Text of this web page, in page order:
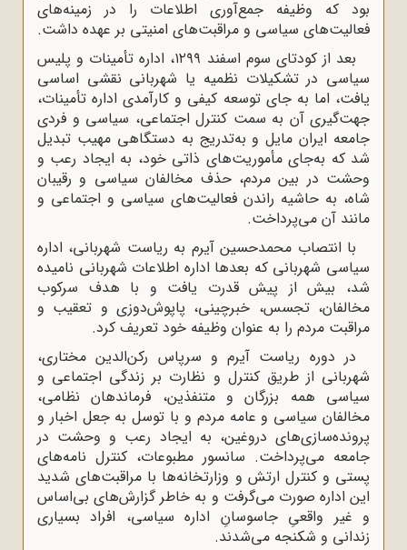
بود که وظیفه جمع‌آوری اطلاعات را در زمینه‌های
فعالیت‌های سیاسی و مراقبت‌های امنیتی بر عهده داشت.
بعد از کودتای سوم اسفند ۱۲۹۹، اداره تأمینات و پلیس
سیاسی در تشکیلات نظمیه یا شهربانی نقشی اساسی
یافت، اما به جای توسعه کیفی و کارآمدی اداره تأمینات،
جهت‌گیری آن به سمت کنترل اجتماعی، سیاسی و فردی
جامعه ایران مایل و به‌تدریج به دستگاهی مهیب تبدیل
شد که به‌جای مأموریت‌های ذاتی خود، به ایجاد رعب و
وحشت در بین مردم، حذف مخالفان سیاسی و رقیبان
شاه، به حاشیه راندن فعالیت‌های سیاسی و اجتماعی و
مانند آن می‌پرداخت.
با انتصاب محمدحسین آیرم به ریاست شهربانی، اداره
سیاسی شهربانی که بعدها اداره اطلاعات شهربانی نامیده
شد، بیش از پیش قدرت یافت و با هدف سرکوب
مخالفان، تجسس، خبرچینی، پاپوش‌دوزی و تعقیب و
مراقبت مردم را به عنوان وظیفه خود تعریف کرد.
در دوره ریاست آیرم و سرپاس رکن‌الدین مختاری،
شهربانی از طریق کنترل و نظارت بر زندگی اجتماعی و
سیاسی همه بزرگان و متنفذین، فرماندهان نظامی،
مخالفان سیاسی و عامه مردم و با توسل به جعل اخبار و
پرونده‌سازی‌های دروغین، به ایجاد رعب و وحشت در
جامعه می‌پرداخت. سانسور مطبوعات، کنترل نامه‌های
پستی و کنترل ارتش و وزارتخانه‌ها با مراقبت‌های شدید
این اداره صورت می‌گرفت و به خاطر گزارش‌های بی‌اساس
و غیر واقعیِ جاسوسانِ اداره سیاسی، افراد بسیاری
زندانی و شکنجه می‌شدند.